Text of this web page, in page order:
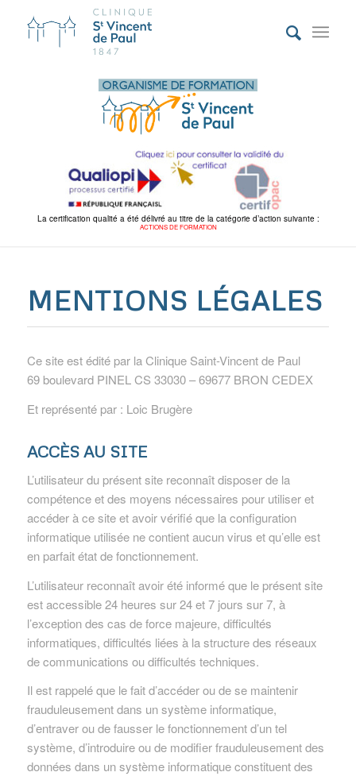
La certification qualité a été délivré au titre de la catégorie d’action suivante :
ACTIONS DE FORMATION
MENTIONS LÉGALES
Ce site est édité par la Clinique Saint-Vincent de Paul
69 boulevard PINEL CS 33030 – 69677 BRON CEDEX
Et représenté par : Loic Brugère
ACCÈS AU SITE
L’utilisateur du présent site reconnaît disposer de la
compétence et des moyens nécessaires pour utiliser et
accéder à ce site et avoir vérifié que la configuration
informatique utilisée ne contient aucun virus et qu’elle est
en parfait état de fonctionnement.
L’utilisateur reconnaît avoir été informé que le présent site
est accessible 24 heures sur 24 et 7 jours sur 7, à
l’exception des cas de force majeure, difficultés
informatiques, difficultés liées à la structure des réseaux
de communications ou difficultés techniques.
Il est rappelé que le fait d’accéder ou de se maintenir
frauduleusement dans un système informatique,
d’entraver ou de fausser le fonctionnement d’un tel
système, d’introduire ou de modifier frauduleusement des
données dans un système informatique constituent des